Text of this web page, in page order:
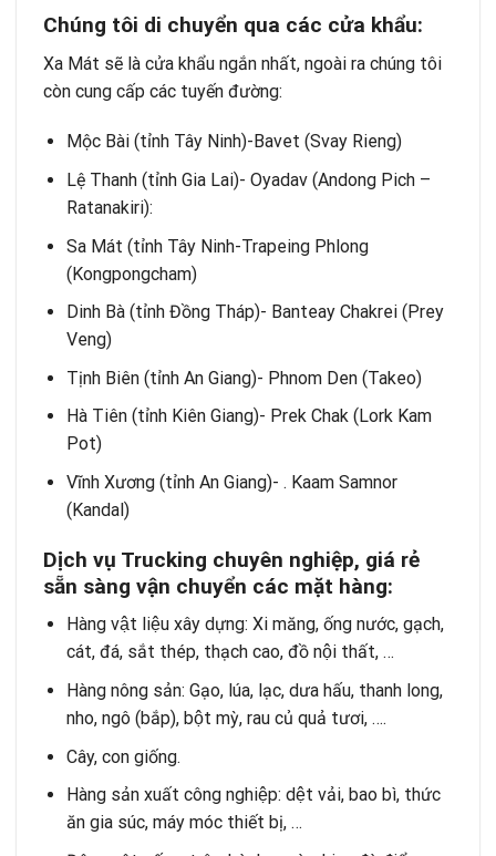
Chúng tôi di chuyển qua các cửa khẩu:
Xa Mát sẽ là cửa khẩu ngắn nhất, ngoài ra chúng tôi
còn cung cấp các tuyến đường:
Mộc Bài (tỉnh Tây Ninh)-Bavet (Svay Rieng)
Lệ Thanh (tỉnh Gia Lai)- Oyadav (Andong Pich –
Ratanakiri):
Sa Mát (tỉnh Tây Ninh-Trapeing Phlong
(Kongpongcham)
Dinh Bà (tỉnh Đồng Tháp)- Banteay Chakrei (Prey
Veng)
Tịnh Biên (tỉnh An Giang)- Phnom Den (Takeo)
Hà Tiên (tỉnh Kiên Giang)- Prek Chak (Lork Kam
Pot)
Vĩnh Xương (tỉnh An Giang)- . Kaam Samnor
(Kandal)
Dịch vụ Trucking chuyên nghiệp, giá rẻ
sẵn sàng vận chuyển các mặt hàng:
Hàng vật liệu xây dựng: Xi măng, ống nước, gạch,
cát, đá, sắt thép, thạch cao, đồ nội thất, …
Hàng nông sản: Gạo, lúa, lạc, dưa hấu, thanh long,
nho, ngô (bắp), bột mỳ, rau củ quả tươi, ….
Cây, con giống.
Hàng sản xuất công nghiệp: dệt vải, bao bì, thức
ăn gia súc, máy móc thiết bị, …